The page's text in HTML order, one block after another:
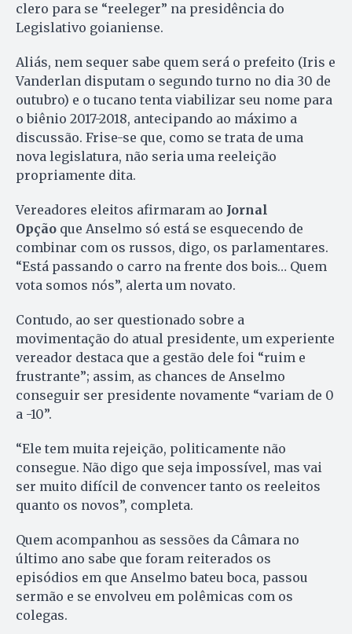
clero para se “reeleger” na presidência do
Legislativo goianiense.
Aliás, nem sequer sabe quem será o prefeito (Iris e
Vanderlan disputam o segundo turno no dia 30 de
outubro) e o tucano tenta viabilizar seu nome para
o biênio 2017-2018, antecipando ao máximo a
discussão. Frise-se que, como se trata de uma
nova legislatura, não seria uma reeleição
propriamente dita.
Vereadores eleitos afirmaram ao Jornal
Opção que Anselmo só está se esquecendo de
combinar com os russos, digo, os parlamentares.
“Está passando o carro na frente dos bois… Quem
vota somos nós”, alerta um novato.
Contudo, ao ser questionado sobre a
movimentação do atual presidente, um experiente
vereador destaca que a gestão dele foi “ruim e
frustrante”; assim, as chances de Anselmo
conseguir ser presidente novamente “variam de 0
a -10”.
“Ele tem muita rejeição, politicamente não
consegue. Não digo que seja impossível, mas vai
ser muito difícil de convencer tanto os reeleitos
quanto os novos”, completa.
Quem acompanhou as sessões da Câmara no
último ano sabe que foram reiterados os
episódios em que Anselmo bateu boca, passou
sermão e se envolveu em polêmicas com os
colegas.